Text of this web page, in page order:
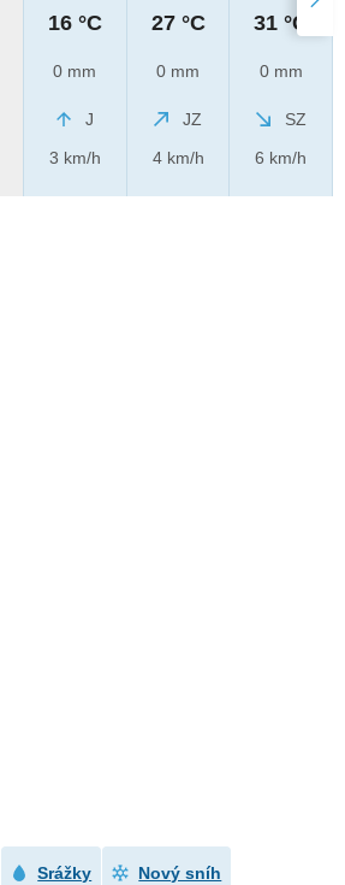
16 °C
0 mm
J
3 km/h
27 °C
0 mm
JZ
4 km/h
31 °C
0 mm
SZ
6 km/h
Srážky Nový sníh